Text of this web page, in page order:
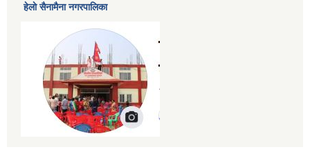
हेलाे सैनामैना नगरपालिका